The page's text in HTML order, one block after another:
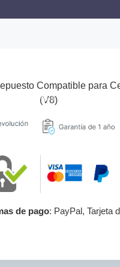
de pago: PayPal, Tarjeta